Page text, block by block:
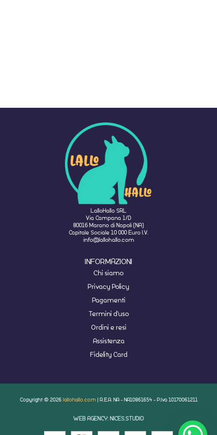
LalloHallo SRL
Via Campana 1/D
80016 Marano di Napoli (NA)
Capitale Sociale 10 000 Euro I.V.
info@lallohallo.com
INFORMAZIONI
Chi siamo
Privacy Policy
Pagamenti
Termini d'uso
Ordini e resi
Assistenza
Fidelity Card
Copyright © 2026 lallohallo.com | R.E.A. NA - NA10861654 - P.Iva 10170061211
WEB AGENCY: NICES.STUDIO